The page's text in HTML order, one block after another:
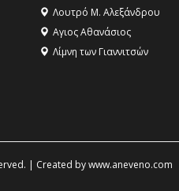
Λουτρό Μ. Αλεξάνδρου
Αγιος Αθανάσιος
Λίμνη των Γιαννιτσών
| Created bywww.aneveno.com